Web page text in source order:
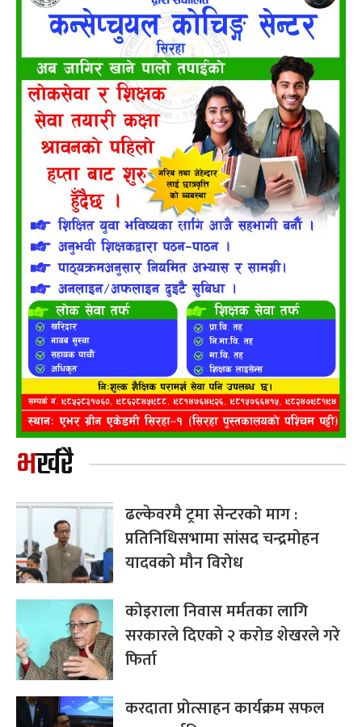
भर्खरै
ढल्केवरमै ट्रमा सेन्टरको माग :
प्रतिनिधिसभामा सांसद चन्द्रमोहन
यादवको मौन विरोध
कोइराला निवास मर्मतका लागि
सरकारले दिएको २ करोड शेखरले गरे
फिर्ता
करदाता प्रोत्साहन कार्यक्रम सफल